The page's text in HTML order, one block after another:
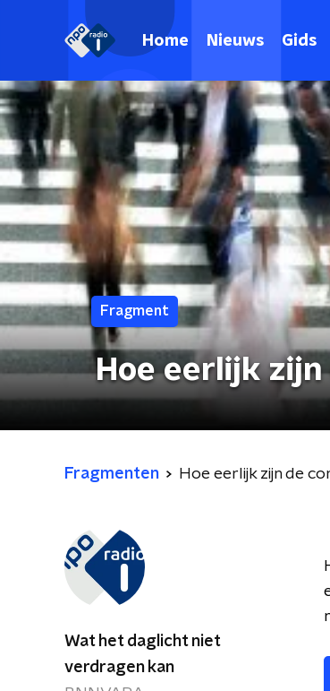
Home Nieuws Gids
Fragment
Hoe eerlijk
Fragmenten Hoe eerlijk zijn de
Wat het daglicht niet
verdragen kan